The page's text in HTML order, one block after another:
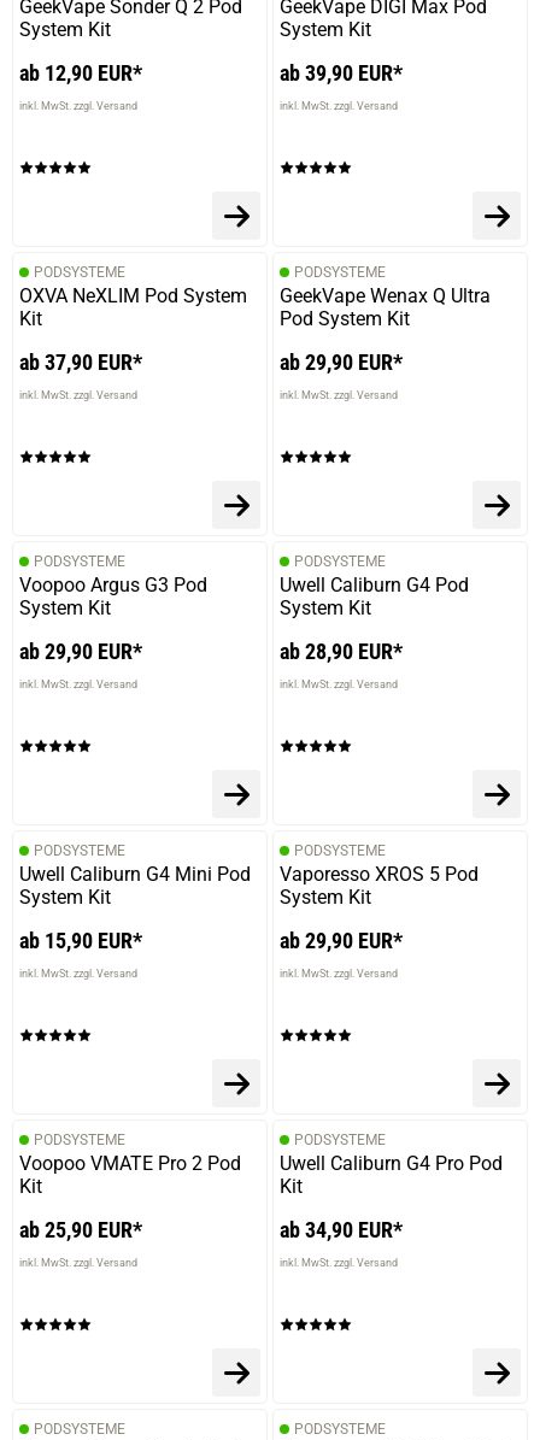
GeekVape Sonder Q 2 Pod
System Kit
ab 12,90 EUR*
inkl. MwSt. zzgl. Versand
GeekVape DIGI Max Pod
System Kit
ab 39,90 EUR*
inkl. MwSt. zzgl. Versand
PODSYSTEME
OXVA NeXLIM Pod System
Kit
ab 37,90 EUR*
inkl. MwSt. zzgl. Versand
PODSYSTEME
GeekVape Wenax Q Ultra
Pod System Kit
ab 29,90 EUR*
inkl. MwSt. zzgl. Versand
PODSYSTEME
Voopoo Argus G3 Pod
System Kit
ab 29,90 EUR*
inkl. MwSt. zzgl. Versand
PODSYSTEME
Uwell Caliburn G4 Pod
System Kit
ab 28,90 EUR*
inkl. MwSt. zzgl. Versand
PODSYSTEME
Uwell Caliburn G4 Mini Pod
System Kit
ab 15,90 EUR*
inkl. MwSt. zzgl. Versand
PODSYSTEME
Vaporesso XROS 5 Pod
System Kit
ab 29,90 EUR*
inkl. MwSt. zzgl. Versand
PODSYSTEME
Voopoo VMATE Pro 2 Pod
Kit
ab 25,90 EUR*
inkl. MwSt. zzgl. Versand
PODSYSTEME
Uwell Caliburn G4 Pro Pod
Kit
ab 34,90 EUR*
inkl. MwSt. zzgl. Versand
PODSYSTEME PODSYSTEME